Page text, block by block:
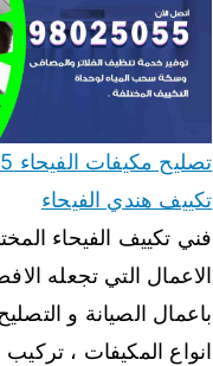
تكييف هندي الفيحاء
فني تكييف الفيحاء
الاعمال التي تجعله
باعمال الصيانة و
انواع المكيفات ،